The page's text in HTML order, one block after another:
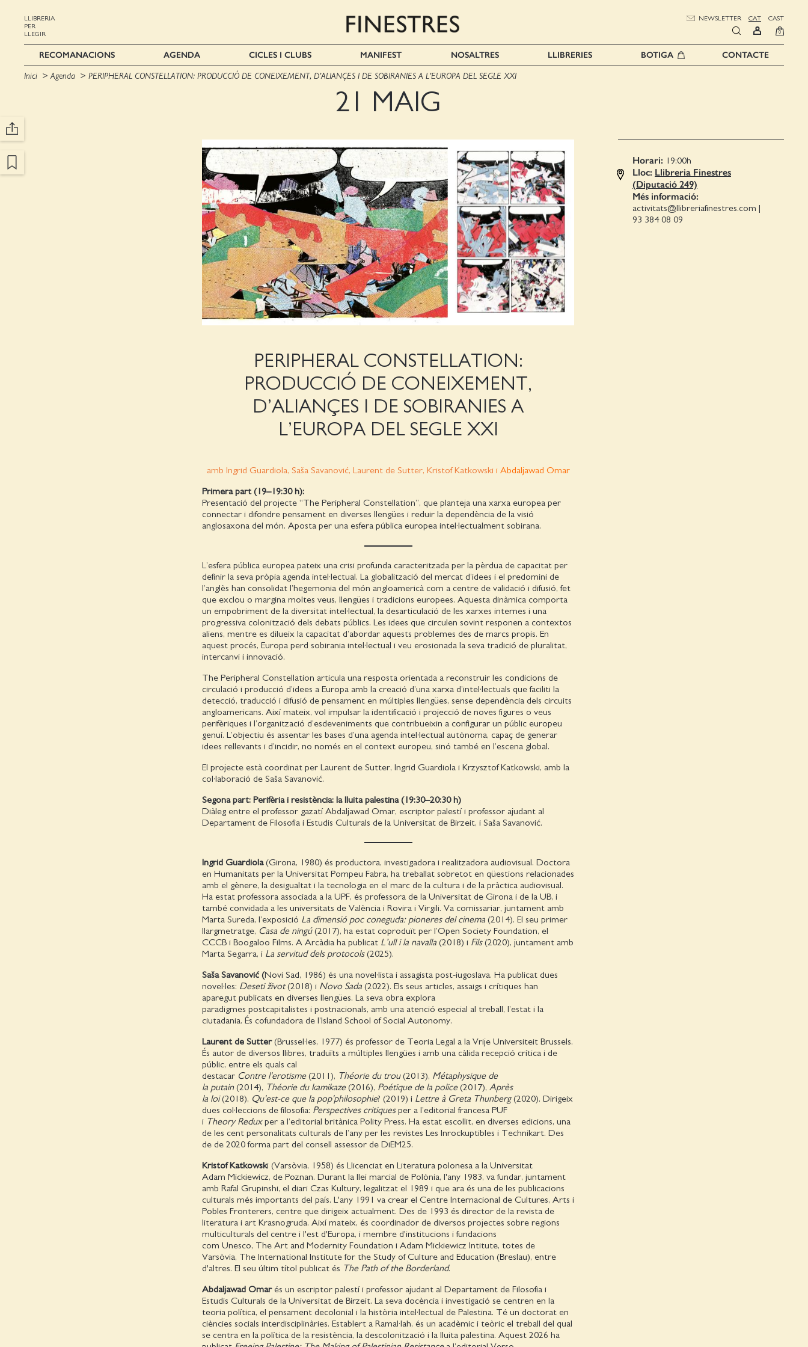
LLIBRERIA
PER
LLEGIR
NEWSLETTER CAT CAST
0
RECOMANACIONS AGENDA CICLES I CLUBS MANIFEST NOSALTRES LLIBRERIES BOTIGA CONTACTE
Inici Agenda PERIPHERAL CONSTELLATION: PRODUCCIÓ DE CONEIXEMENT, D’ALIANÇES I DE SOBIRANIES A L’EUROPA DEL SEGLE XXI
21 MAIG
PERIPHERAL CONSTELLATION:
PRODUCCIÓ DE CONEIXEMENT,
D’ALIANÇES I DE SOBIRANIES A
L’EUROPA DEL SEGLE XXI
amb Ingrid Guardiola, Saša Savanović, Laurent de Sutter, Kristof Katkowski i Abdaljawad Omar
Primera part (19–19:30 h):
Presentació del projecte “The Peripheral Constellation”, que planteja una xarxa europea per
connectar i difondre pensament en diverses llengües i reduir la dependència de la visió
anglosaxona del món. Aposta per una esfera pública europea intel·lectualment sobirana.
L’esfera pública europea pateix una crisi profunda caracteritzada per la pèrdua de capacitat per
definir la seva pròpia agenda intel·lectual. La globalització del mercat d’idees i el predomini de
l’anglès han consolidat l’hegemonia del món angloamericà com a centre de validació i difusió, fet
que exclou o margina moltes veus, llengües i tradicions europees. Aquesta dinàmica comporta
un empobriment de la diversitat intel·lectual, la desarticulació de les xarxes internes i una
progressiva colonització dels debats públics. Les idees que circulen sovint responen a contextos
aliens, mentre es dilueix la capacitat d’abordar aquests problemes des de marcs propis. En
aquest procés, Europa perd sobirania intel·lectual i veu erosionada la seva tradició de pluralitat,
intercanvi i innovació.
The Peripheral Constellation articula una resposta orientada a reconstruir les condicions de
circulació i producció d’idees a Europa amb la creació d’una xarxa d’intel·lectuals que faciliti la
detecció, traducció i difusió de pensament en múltiples llengües, sense dependència dels circuits
angloamericans. Així mateix, vol impulsar la identificació i projecció de noves figures o veus
perifèriques i l’organització d’esdeveniments que contribueixin a configurar un públic europeu
genuí. L’objectiu és assentar les bases d’una agenda intel·lectual autònoma, capaç de generar
idees rellevants i d’incidir, no només en el context europeu, sinó també en l’escena global.
El projecte està coordinat per Laurent de Sutter, Ingrid Guardiola i Krzysztof Katkowski, amb la
col·laboració de Saša Savanović.
Segona part: Perifèria i resistència: la lluita palestina (19:30–20:30 h)
Diàleg entre el professor gazatí Abdaljawad Omar, escriptor palestí i professor ajudant al
Departament de Filosofia i Estudis Culturals de la Universitat de Birzeit, i Saša Savanović.
Ingrid Guardiola(Girona, 1980) és productora, investigadora i realitzadora audiovisual. Doctora
en Humanitats per la Universitat Pompeu Fabra, ha treballat sobretot en qüestions relacionades
amb el gènere, la desigualtat i la tecnologia en el marc de la cultura i de la pràctica audiovisual.
Ha estat professora associada a la UPF, és professora de la Universitat de Girona i de la UB, i
també convidada a les universitats de València i Rovira i Virgili. Va comissariar, juntament amb
Marta Sureda, l’exposició La dimensió poc coneguda: pioneres del cinema(2014). El seu primer
llargmetratge, Casa de ningú(2017), ha estat coproduït per l’Open Society Foundation, el
CCCB i Boogaloo Films. A Arcàdia ha publicat L’ull i la navalla(2018) i Fils(2020), juntament amb
Marta Segarra, i La servitud dels protocols(2025).
Saša Savanović (Novi Sad, 1986) és una novel·lista i assagista post-iugoslava. Ha publicat dues
novel·les: Deseti život(2018) i Novo Sada(2022). Els seus articles, assaigs i crítiques han
aparegut publicats en diverses llengües. La seva obra explora
paradigmes postcapitalistes i postnacionals, amb una atenció especial al treball, l’estat i la
ciutadania. És cofundadora de l’Island School of Social Autonomy.
Laurent de Sutter(Brussel·les, 1977) és professor de Teoria Legal a la Vrije Universiteit Brussels.
És autor de diversos llibres, traduïts a múltiples llengües i amb una càlida recepció crítica i de
públic, entre els quals cal
destacar Contre l'erotisme(2011), Théorie du trou(2013), Métaphysique de
la putain(2014), Théorie du kamikaze(2016), Poétique de la police(2017), Après
la loi(2018), Qu'est-ce que la pop'philosophie? (2019) i Lettre à Greta Thunberg(2020). Dirigeix
dues col·leccions de filosofia: Perspectives critiquesper a l’editorial francesa PUF
i Theory Reduxper a l’editorial britànica Polity Press. Ha estat escollit, en diverses edicions, una
de les cent personalitats culturals de l’any per les revistes Les Inrockuptibles i Technikart. Des
de de 2020 forma part del consell assessor de DiEM25.
Kristof Katkowski (Varsòvia, 1958) és Llicenciat en Literatura polonesa a la Universitat
Adam Mickiewicz, de Poznan. Durant la llei marcial de Polònia, l'any 1983, va fundar, juntament
amb Rafal Grupinshi, el diari Czas Kultury, legalitzat el 1989 i que ara és una de les publicacions
culturals més importants del país. L'any 1991 va crear el Centre Internacional de Cultures, Arts i
Pobles Fronterers, centre que dirigeix actualment. Des de 1993 és director de la revista de
literatura i art Krasnogruda. Així mateix, és coordinador de diversos projectes sobre regions
multiculturals del centre i l'est d'Europa, i membre d'institucions i fundacions
com Unesco, The Art and Modernity Foundation i Adam Mickiewicz Intitute, totes de
Varsòvia, The International Institute for the Study of Culture and Education (Breslau), entre
d'altres. El seu últim títol publicat és The Path of the Borderland.
Abdaljawad Omarés un escriptor palestí i professor ajudant al Departament de Filosofia i
Estudis Culturals de la Universitat de Birzeit. La seva docència i investigació se centren en la
teoria política, el pensament decolonial i la història intel·lectual de Palestina. Té un doctorat en
ciències socials interdisciplinàries. Establert a Ramal·lah, és un acadèmic i teòric el treball del qual
se centra en la política de la resistència, la descolonització i la lluita palestina. Aquest 2026 ha
Horari: 19:00h
Lloc: Llibreria Finestres
(Diputació 249)
Més informació:
activitats@llibreriafinestres.com |
93 384 08 09